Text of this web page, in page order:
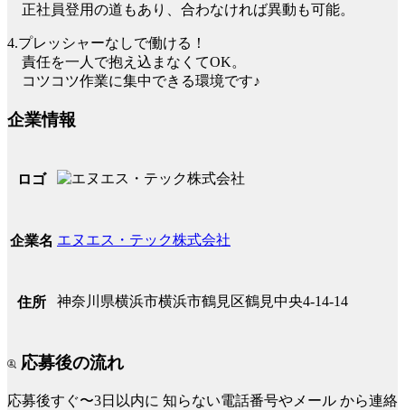
正社員登用の道もあり、合わなければ異動も可能。
4.プレッシャーなしで働ける！
責任を一人で抱え込まなくてOK。
コツコツ作業に集中できる環境です♪
企業情報
ロゴ
企業名 エヌエス・テック株式会社
住所 神奈川県横浜市横浜市鶴見区鶴見中央4-14-14
応募後の流れ
応募後すぐ〜3日以内に 知らない電話番号やメール から連絡